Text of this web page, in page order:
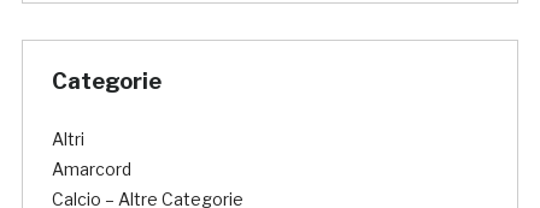
Categorie
Altri
Amarcord
Calcio – Altre Categorie